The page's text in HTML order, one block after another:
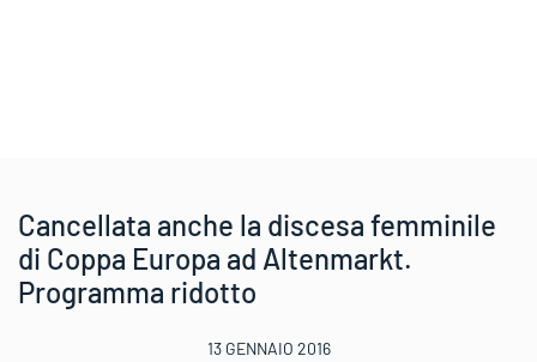
Cancellata anche la discesa femminile
di Coppa Europa ad Altenmarkt.
Programma ridotto
13 GENNAIO 2016